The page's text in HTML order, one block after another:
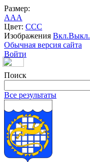
Размер:
AAA
Цвет: CCC
Изображения Вкл.Выкл.
Обычная версия сайта
Войти
Поиск
Все результаты